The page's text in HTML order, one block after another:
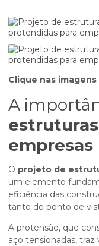
Clique nas
A
empresas
O projeto de
um elemento
eficiência das
tanto do ponto de
A protensão, que
aço tensionadas,